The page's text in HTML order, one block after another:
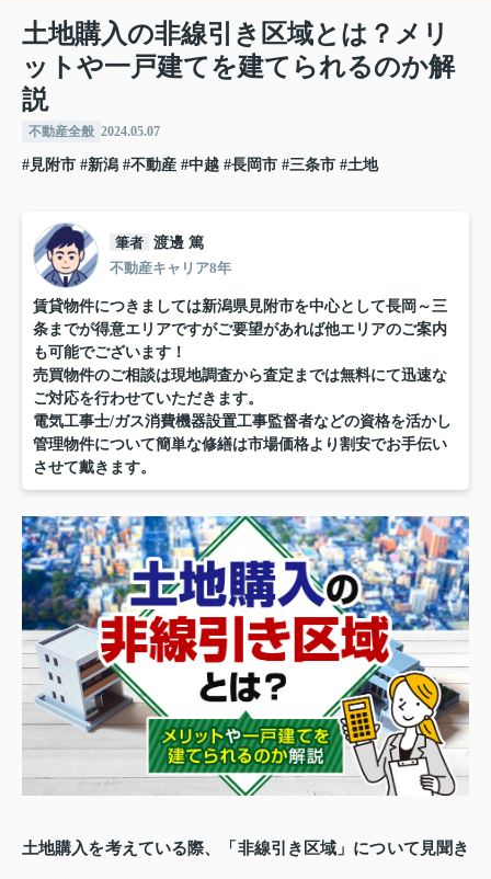
土地購入の非線引き区域とは？メリ
ットや一戸建てを建てられるのか解
説
不動産全般 2024.05.07
#見附市 #新潟 #不動産 #中越 #長岡市 #三条市 #土地
筆者 渡邊 篤
不動産キャリア8年
賃貸物件につきましては新潟県見附市を中心として長岡～三
条までが得意エリアですがご要望があれば他エリアのご案内
も可能でございます！
売買物件のご相談は現地調査から査定までは無料にて迅速な
ご対応を行わせていただきます。
電気工事士/ガス消費機器設置工事監督者などの資格を活かし
管理物件について簡単な修繕は市場価格より割安でお手伝い
させて戴きます。
土地購入を考えている際、「非線引き区域」について見聞き